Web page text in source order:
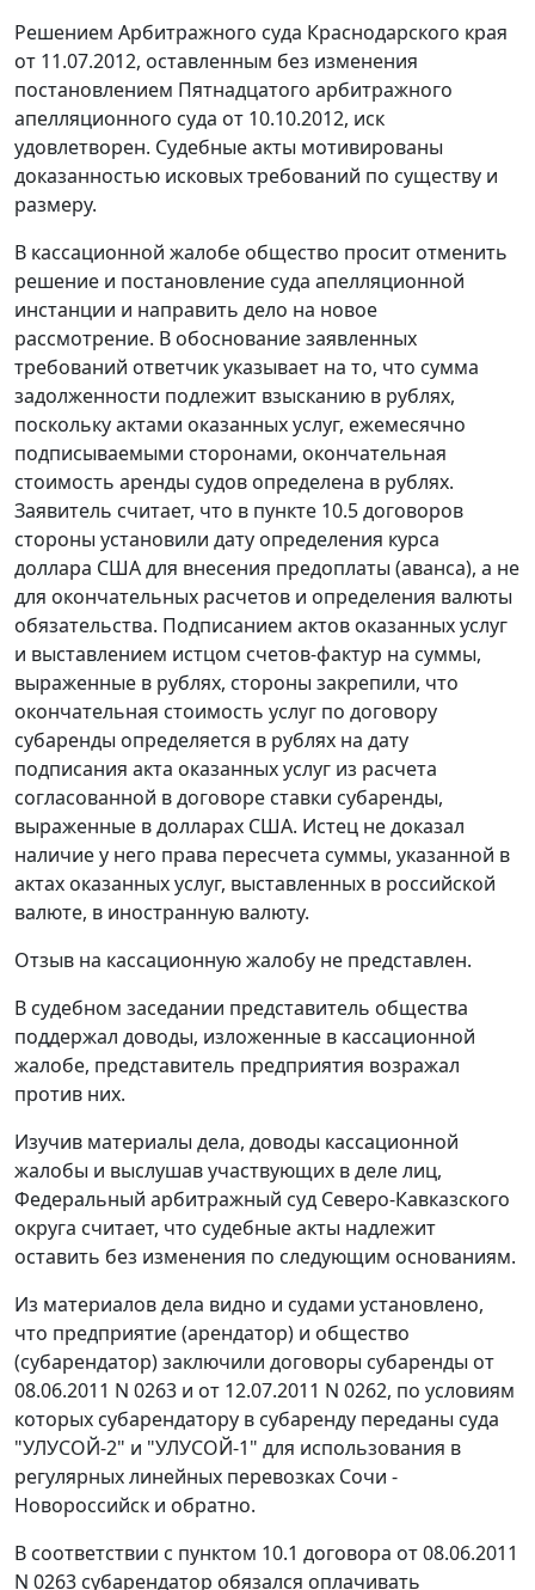
Решением Арбитражного суда Краснодарского края
от 11.07.2012, оставленным без изменения
постановлением Пятнадцатого арбитражного
апелляционного суда от 10.10.2012, иск
удовлетворен. Судебные акты мотивированы
доказанностью исковых требований по существу и
размеру.
В кассационной жалобе общество просит отменить
решение и постановление суда апелляционной
инстанции и направить дело на новое
рассмотрение. В обоснование заявленных
требований ответчик указывает на то, что сумма
задолженности подлежит взысканию в рублях,
поскольку актами оказанных услуг, ежемесячно
подписываемыми сторонами, окончательная
стоимость аренды судов определена в рублях.
Заявитель считает, что в пункте 10.5 договоров
стороны установили дату определения курса
доллара США для внесения предоплаты (аванса), а не
для окончательных расчетов и определения валюты
обязательства. Подписанием актов оказанных услуг
и выставлением истцом счетов-фактур на суммы,
выраженные в рублях, стороны закрепили, что
окончательная стоимость услуг по договору
субаренды определяется в рублях на дату
подписания акта оказанных услуг из расчета
согласованной в договоре ставки субаренды,
выраженные в долларах США. Истец не доказал
наличие у него права пересчета суммы, указанной в
актах оказанных услуг, выставленных в российской
валюте, в иностранную валюту.
Отзыв на кассационную жалобу не представлен.
В судебном заседании представитель общества
поддержал доводы, изложенные в кассационной
жалобе, представитель предприятия возражал
против них.
Изучив материалы дела, доводы кассационной
жалобы и выслушав участвующих в деле лиц,
Федеральный арбитражный суд Северо-Кавказского
округа считает, что судебные акты надлежит
оставить без изменения по следующим основаниям.
Из материалов дела видно и судами установлено,
что предприятие (арендатор) и общество
(субарендатор) заключили договоры субаренды от
08.06.2011 N 0263 и от 12.07.2011 N 0262, по условиям
которых субарендатору в субаренду переданы суда
"УЛУСОЙ-2" и "УЛУСОЙ-1" для использования в
регулярных линейных перевозках Сочи -
Новороссийск и обратно.
В соответствии с пунктом 10.1 договора от 08.06.2011
N 0263 субарендатор обязался оплачивать